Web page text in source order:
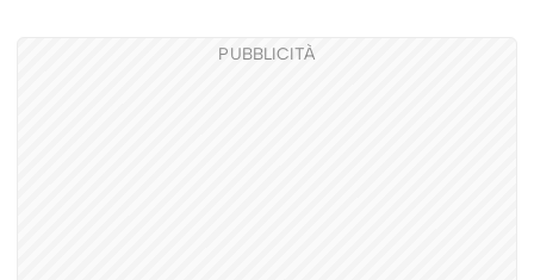
PUBBLICITÀ